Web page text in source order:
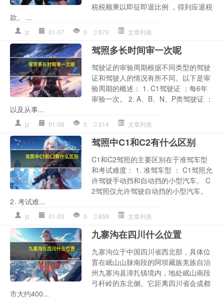
税税额乘以即征即退比例 ，得到应退税
款。 ...
jz 01-07 0 670 文章列表
驾照多长时间审一次呢
驾驶证的审验周期根据不同类型的驾驶
证和驾驶人的情况有所不同。以下是审
验周期的概述： 1. C1驾驶证 ：每6年
审验一次。 2. A、B、N、P类驾驶证 ：
以及从事...
jz 01-06 0 214 文章列表
驾照中C1和C2有什么区别
C1和C2驾照的主要区别在于准驾车型
和考试难度： 1. 准驾车型 ： C1驾照允
许驾驶手动挡和自动挡的小型汽车。 C
2驾照仅允许驾驶自动挡的小型汽车。
2. 考试难...
jz 01-03 0 859 文章列表
九寨沟在四川什么位置
九寨沟位于中国四川省西北部，具体位
置在岷山山脉南段的阿坝藏族羌族自治
州九寨沟县漳扎镇境内，地处岷山南段
弓杆岭的东北侧。它距离四川省会成都
市大约400...